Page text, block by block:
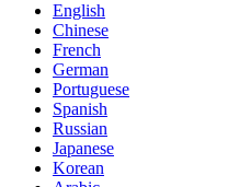
English
Chinese
French
German
Portuguese
Spanish
Russian
Japanese
Korean